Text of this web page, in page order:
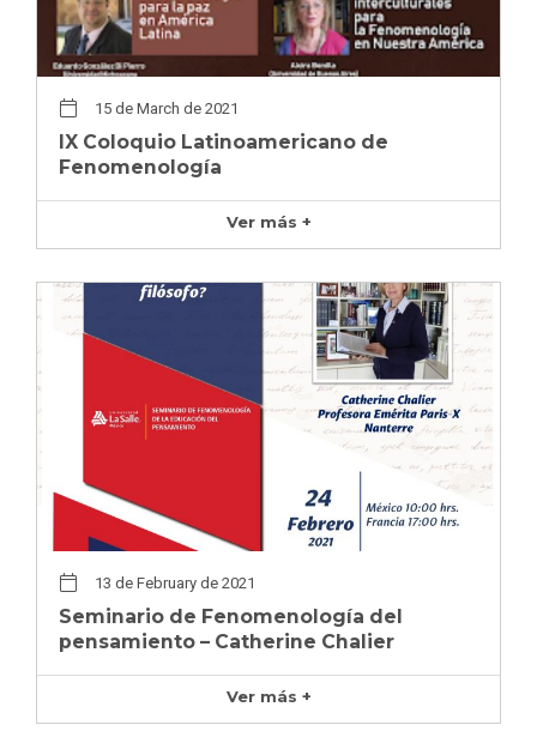
15 de March de 2021
IX Coloquio Latinoamericano de
Fenomenología
Ver más +
13 de February de 2021
Seminario de Fenomenología del
pensamiento – Catherine Chalier
Ver más +